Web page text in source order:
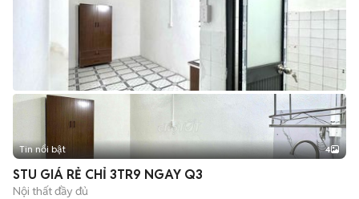
Tin nổi bật 4
STU GIÁ RẺ CHỈ 3TR9 NGAY Q3
Nội thất đầy đủ